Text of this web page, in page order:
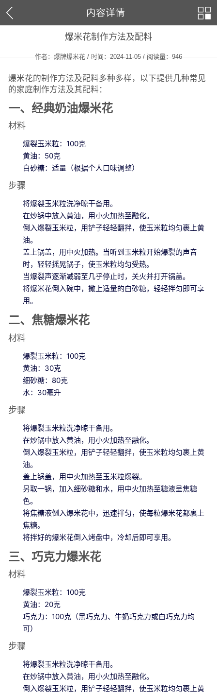
内容详情
爆米花制作方法及配料
作者：爆牌爆米花 / 时间：2024-11-05 / 阅读量：946
爆米花的制作方法及配料多种多样，以下提供几种常见
的家庭制作方法及其配料：
一、经典奶油爆米花
材料
爆裂玉米粒：100克
黄油：50克
白砂糖：适量（根据个人口味调整）
步骤
将爆裂玉米粒洗净晾干备用。
在炒锅中放入黄油，用小火加热至融化。
倒入爆裂玉米粒，用铲子轻轻翻拌，使玉米粒均匀裹上黄
油。
盖上锅盖，用中火加热。当听到玉米粒开始爆裂的声音
时，轻轻摇晃锅子，使玉米粒均匀受热。
当爆裂声逐渐减弱至几乎停止时，关火并打开锅盖。
将爆米花倒入碗中，撒上适量的白砂糖，轻轻拌匀即可享
用。
二、焦糖爆米花
材料
爆裂玉米粒：100克
黄油：30克
细砂糖：80克
水：30毫升
步骤
将爆裂玉米粒洗净晾干备用。
在炒锅中放入黄油，用小火加热至融化。
倒入爆裂玉米粒，用铲子轻轻翻拌，使玉米粒均匀裹上黄
油。
盖上锅盖，用中火加热至玉米粒爆裂。
另取一锅，加入细砂糖和水，用中火加热至糖液呈焦糖
色。
将焦糖液倒入爆米花中，迅速拌匀，使每粒爆米花都裹上
焦糖。
将拌好的爆米花倒入烤盘中，冷却后即可享用。
三、巧克力爆米花
材料
爆裂玉米粒：100克
黄油：20克
巧克力：100克（黑巧克力、牛奶巧克力或白巧克力均
可）
步骤
将爆裂玉米粒洗净晾干备用。
在炒锅中放入黄油，用小火加热至融化。
倒入爆裂玉米粒，用铲子轻轻翻拌，使玉米粒均匀裹上黄